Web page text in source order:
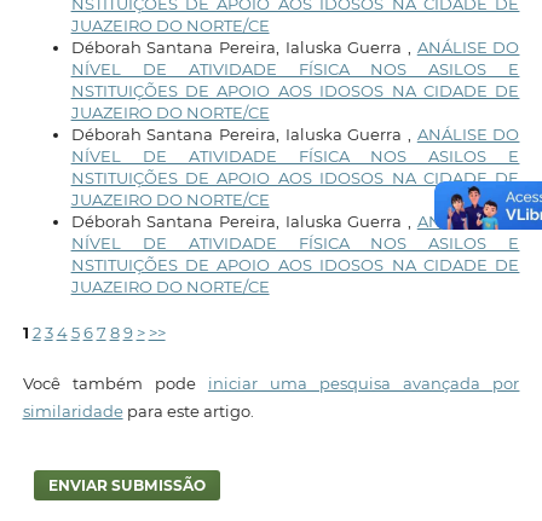
JUAZEIRO DO NORTE/CE
Déborah Santana Pereira, Ialuska Guerra , ANÁLISE DO
NÍVEL DE ATIVIDADE FÍSICA NOS ASILOS E
NSTITUIÇÕES DE APOIO AOS IDOSOS NA CIDADE DE
JUAZEIRO DO NORTE/CE
Déborah Santana Pereira, Ialuska Guerra , ANÁLISE DO
NÍVEL DE ATIVIDADE FÍSICA NOS ASILOS E
NSTITUIÇÕES DE APOIO AOS IDOSOS NA CIDADE DE
JUAZEIRO DO NORTE/CE
Déborah Santana Pereira, Ialuska Guerra , ANÁLISE DO
NÍVEL DE ATIVIDADE FÍSICA NOS ASILOS E
NSTITUIÇÕES DE APOIO AOS IDOSOS NA CIDADE DE
JUAZEIRO DO NORTE/CE
1 2 3 4 5 6 7 8 9 > >>
Você também pode iniciar uma pesquisa avançada por
similaridadepara este artigo.
ENVIAR SUBMISSÃO